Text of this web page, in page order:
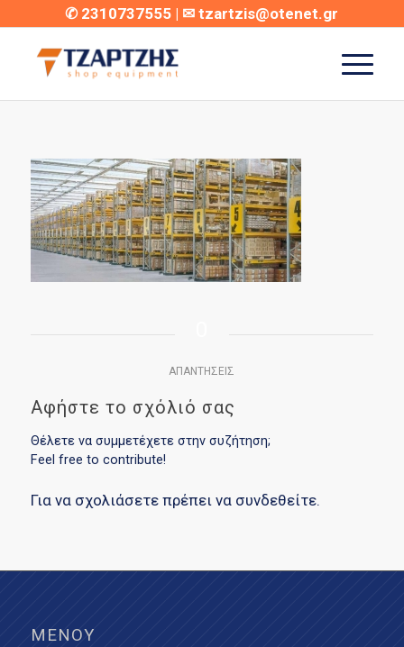
✆ 2310737555 | ✉tzartzis@otenet.gr
ΑΠΑΝΤΉΣΕΙΣ
Αφήστε το σχόλιό σας
Θέλετε να συμμετέχετε στην συζήτηση;
Feel free to contribute!
Για να σχολιάσετε πρέπει να συνδεθείτε.
ΜΕΝΟΎ